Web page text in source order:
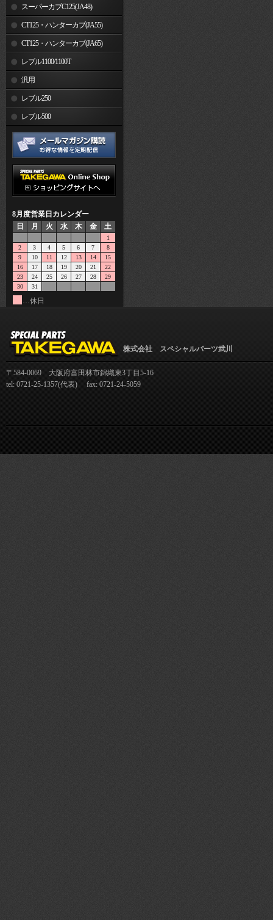
スーパーカブC125(JA48)
CT125・ハンターカブ(JA55)
CT125・ハンターカブ(JA65)
レブル1100/1100T
汎用
レブル250
レブル500
8月度営業日カレンダー
日
月 火 水 木 金 土
1
2
3 4 5 6 7
8
9
10 11 12 13 14
15
16
17 18 19 20 21
22
23
24 25 26 27 28
29
30
31
…休日
株式会社 スペシャルパーツ武川
〒584-0069 大阪府富田林市錦織東3丁目5-16
tel: 0721-25-1357(代表) fax: 0721-24-5059